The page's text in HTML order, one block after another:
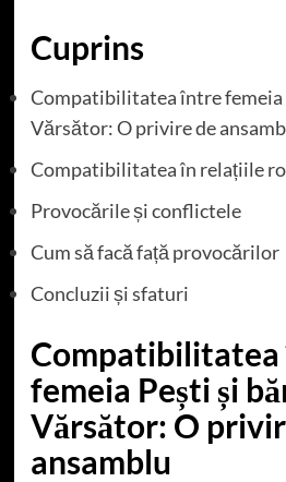
Cuprins
Compatibilitatea între
Vărsător: O privire de
Compatibilitatea în relațiile
Provocările și conflictele
Cum să facă față provocărilor
Concluzii și sfaturi
femeia Pești și
Vărsător: O
ansamblu